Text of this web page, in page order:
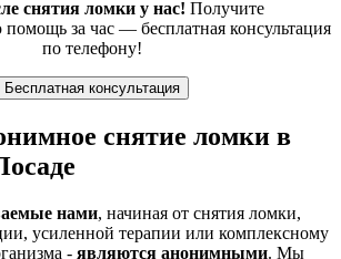
снятия ломки у нас! Получите
за час — бесплатная консультация
по телефону!
Бесплатная консультация
снятие ломки в
нами, начиная от снятия ломки,
усиленной терапии или комплексному
- являются анонимными. Мы